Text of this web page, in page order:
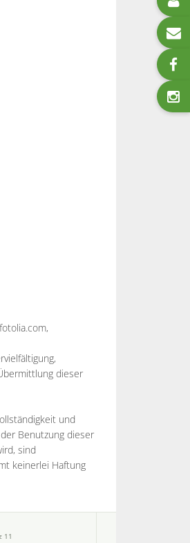
dieser
und
Benutzung dieser
sind
keinerlei Haftung
11